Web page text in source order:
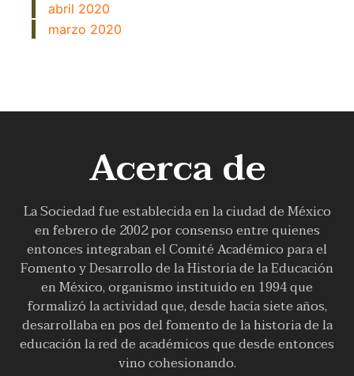
abril 2020
marzo 2020
Acerca de
La Sociedad fue establecida en la ciudad de México
en febrero de 2002 por consenso entre quienes
entonces integraban el Comité Académico para el
Fomento y Desarrollo de la Historia de la Educación
en México, organismo instituido en 1994 que
formalizó la actividad que, desde hacía siete años,
desarrollaba en pos del fomento de la historia de la
educación la red de académicos que desde entonces
vino cohesionando.